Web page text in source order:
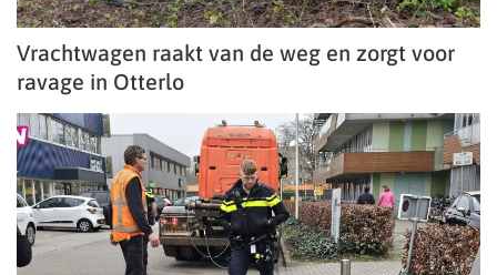
Vrachtwagen raakt van de weg en zorgt voor
ravage in Otterlo